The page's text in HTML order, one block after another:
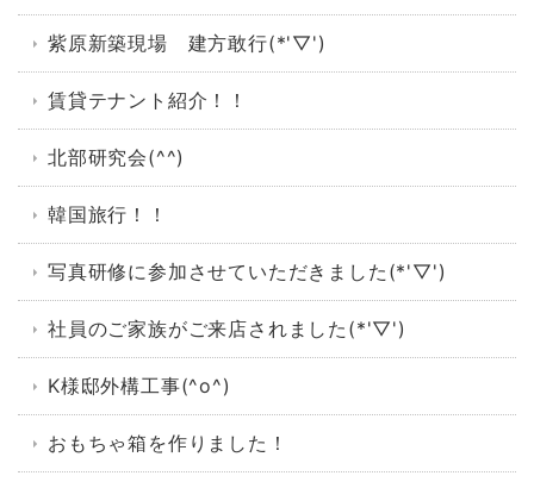
紫原新築現場 建方敢行(*'▽')
賃貸テナント紹介！！
北部研究会(^^)
韓国旅行！！
写真研修に参加させていただきました(*'▽')
社員のご家族がご来店されました(*'▽')
K様邸外構工事(^o^)
おもちゃ箱を作りました！